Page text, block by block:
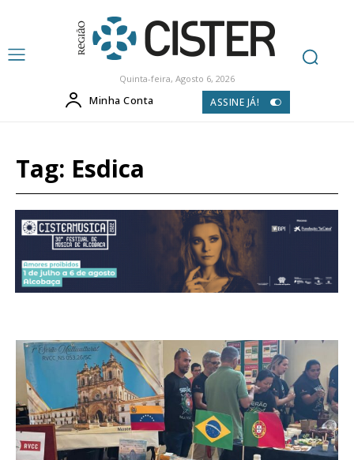
Quinta-feira, Agosto 6, 2026
Minha Conta ASSINE JÁ!
Tag: Esdica